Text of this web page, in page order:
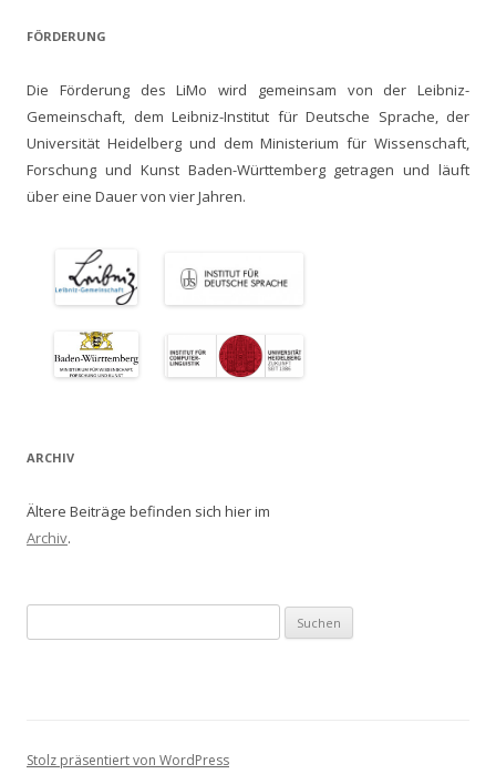
FÖRDERUNG
Die Förderung des LiMo wird gemeinsam von der Leibniz-
Gemeinschaft, dem Leibniz-Institut für Deutsche Sprache, der
Universität Heidelberg und dem Ministerium für Wissenschaft,
Forschung und Kunst Baden-Württemberg getragen und läuft
über eine Dauer von vier Jahren.
ARCHIV
Ältere Beiträge befinden sich hier im
Archiv.
nach:
Stolz präsentiert von WordPress